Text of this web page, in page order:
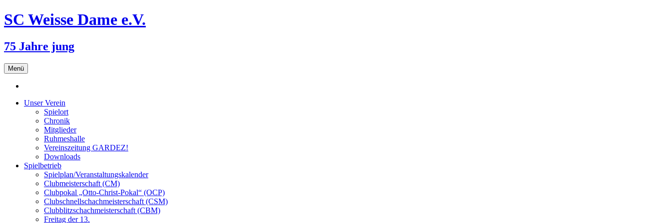
SC Weisse Dame e.V.
75 Jahre jung
Menü Zum
Inhalt
Unser Verein
Spielort
Chronik
Mitglieder
Ruhmeshalle
Vereinszeitung GARDEZ!
Downloads
Spielbetrieb
Spielplan/Veranstaltungskalender
Clubmeisterschaft (CM)
Clubpokal „Otto-Christ-Pokal“ (OCP)
Clubschnellschachmeisterschaft (CSM)
Clubblitzschachmeisterschaft (CBM)
Freitag der 13.